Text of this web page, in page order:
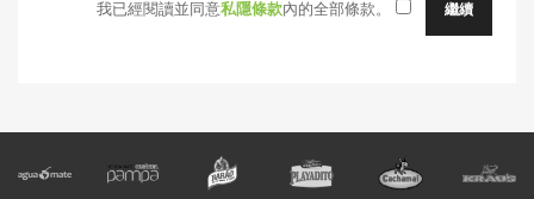
我已經閱讀並同意私隱條款內的全部條款。